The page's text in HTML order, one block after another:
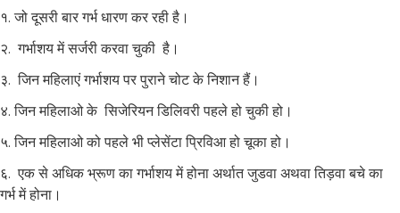
१. जो दूसरी बार गर्भ धारण कर रही है।
२. गर्भाशय में सर्जरी करवा चुकी है।
३. जिन महिलाएं गर्भाशय पर पुराने चोट के निशान हैं।
४. जिन महिलाओ के सिजेरियन डिलिवरी पहले हो चुकी हो।
५. जिन महिलाओ को पहले भी प्लेसेंटा प्रिविआ हो चूका हो।
६. एक से अधिक भ्रूण का गर्भाशय में होना अर्थात जुडवा अथवा तिड़वा बचे का
गर्भ में होना।